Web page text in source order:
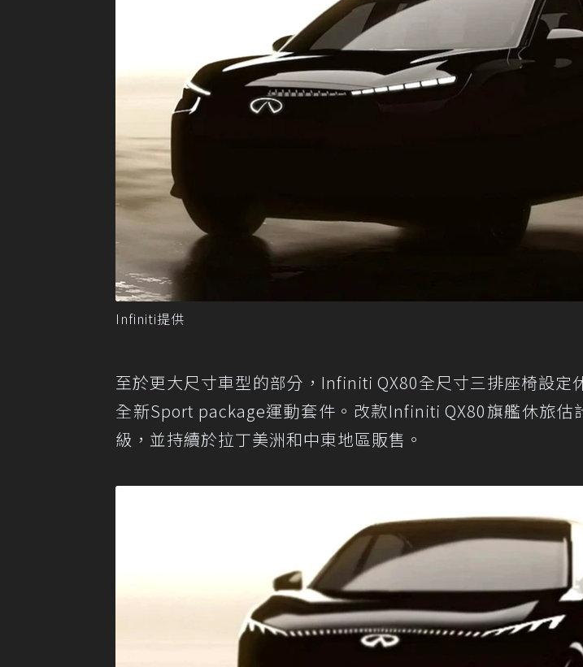
Infiniti提供
至於更大尺寸車型的部分，Infiniti QX80全尺寸三排座椅設定
全新Sport package運動套件。改款Infiniti QX80旗艦休旅估
級，並持續於拉丁美洲和中東地區販售。